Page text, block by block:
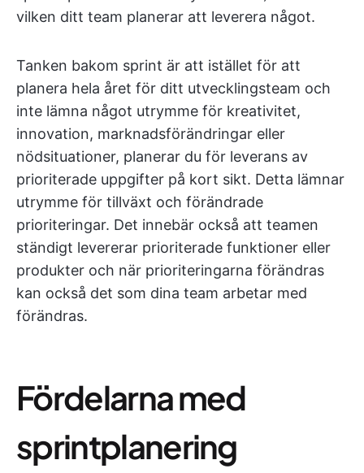
vilken ditt team planerar att leverera något.
Tanken bakom sprint är att istället för att
planera hela året för ditt utvecklingsteam och
inte lämna något utrymme för kreativitet,
innovation, marknadsförändringar eller
nödsituationer, planerar du för leverans av
prioriterade uppgifter på kort sikt. Detta lämnar
utrymme för tillväxt och förändrade
prioriteringar. Det innebär också att teamen
ständigt levererar prioriterade funktioner eller
produkter och när prioriteringarna förändras
kan också det som dina team arbetar med
förändras.
Fördelarna med
sprintplanering